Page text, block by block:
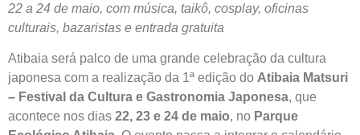
22 a 24 de maio, com música, taikô, cosplay, oficinas
culturais, bazaristas e entrada gratuita
Atibaia será palco de uma grande celebração da cultura
japonesa com a realização da 1ª edição do Atibaia Matsuri
– Festival da Cultura e Gastronomia Japonesa, que
acontece nos dias 22, 23 e 24 de maio, no Parque